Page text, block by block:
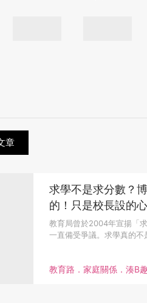
章
教育路．家庭關係．湊B
求學不是求分數？
的！只是校長設的心
教育局曾於2004年宣揚「
一直備受爭議。求學真的不